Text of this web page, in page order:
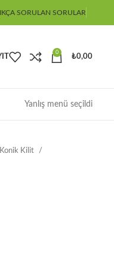
SORULAN SORULAR
0
₺0,00
Yanlış menü seçildi
Kilit